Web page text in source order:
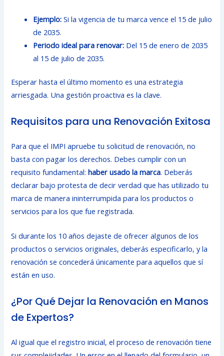
Ejemplo: Si la vigencia de tu marca vence el 15 de julio
de 2035.
Periodo ideal para renovar: Del 15 de enero de 2035
al 15 de julio de 2035.
Esperar hasta el último momento es una estrategia
arriesgada. Una gestión proactiva es la clave.
Requisitos para una Renovación Exitosa
Para que el IMPI apruebe tu solicitud de renovación, no
basta con pagar los derechos. Debes cumplir con un
requisito fundamental:haber usado la marca. Deberás
declarar bajo protesta de decir verdad que has utilizado tu
marca de manera ininterrumpida para los productos o
servicios para los que fue registrada.
Si durante los 10 años dejaste de ofrecer algunos de los
productos o servicios originales, deberás especificarlo, y la
renovación se concederá únicamente para aquellos que sí
están en uso.
¿Por Qué Dejar la Renovación en Manos
de Expertos?
Al igual que el registro inicial, el proceso de renovación tiene